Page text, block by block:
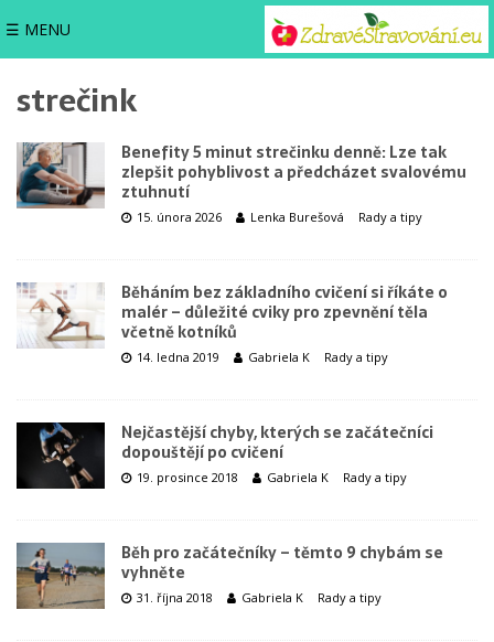
☰ MENU
strečink
Benefity 5 minut strečinku denně: Lze tak
zlepšit pohyblivost a předcházet svalovému
ztuhnutí
15. února 2026 Lenka Burešová Rady a tipy
Běháním bez základního cvičení si říkáte o
malér – důležité cviky pro zpevnění těla
včetně kotníků
14. ledna 2019 Gabriela K Rady a tipy
Nejčastější chyby, kterých se začátečníci
dopouštějí po cvičení
19. prosince 2018 Gabriela K Rady a tipy
Běh pro začátečníky – těmto 9 chybám se
vyhněte
31. října 2018 Gabriela K Rady a tipy